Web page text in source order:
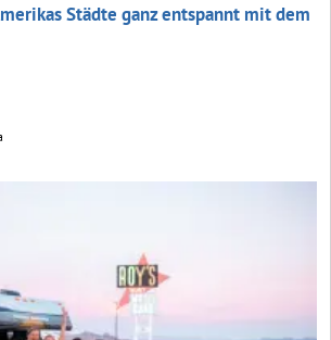
Städte ganz entspannt mit dem